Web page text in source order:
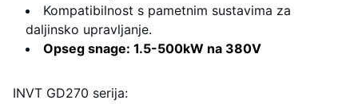
Kompatibilnost s pametnim sustavima za
daljinsko upravljanje.
Opseg snage: 1.5-500kW na 380V
INVT GD270 serija: